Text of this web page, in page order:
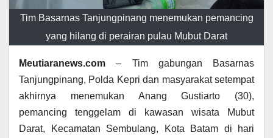
Tim Basarnas Tanjungpinang menemukan pemancing
yang hilang di perairan pulau Mubut Darat
Meutiaranews.com – Tim gabungan Basarnas
Tanjungpinang, Polda Kepri dan masyarakat setempat
akhirnya menemukan Anang Gustiarto (30),
pemancing tenggelam di kawasan wisata Mubut
Darat, Kecamatan Sembulang, Kota Batam di hari